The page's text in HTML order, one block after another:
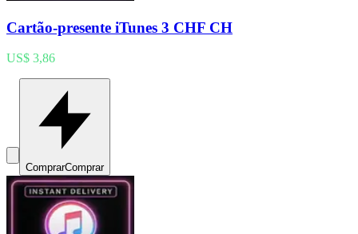
Cartão-presente iTunes 3 CHF CH
US$ 3,86
ComprarComprar